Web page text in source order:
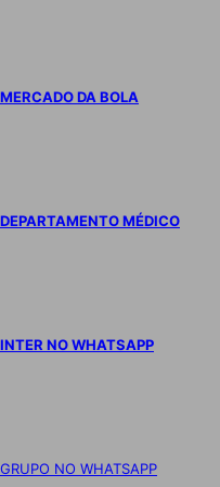
MERCADO DA BOLA
DEPARTAMENTO MÉDICO
INTER NO WHATSAPP
GRUPO NO WHATSAPP